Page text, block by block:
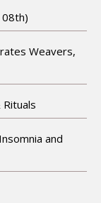
08th)
Weavers,
Rituals
and